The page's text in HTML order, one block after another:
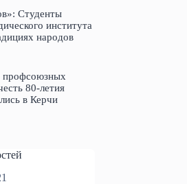
Студенты
института
народов
80-летия
в Керчи